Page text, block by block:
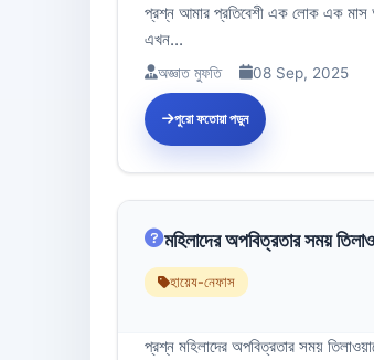
প্রশ্ন আমার প্রতিবেশী এক লোক এক মাস
এখন...
অজ্ঞাত মুফতি 08 Sep, 2025
পুরো ফতোয়া পড়ুন
মহিলাদের অপবিত্রতার সময়
হায়েয-নেফাস
প্রশ্ন মহিলাদের অপবিত্রতার সময়